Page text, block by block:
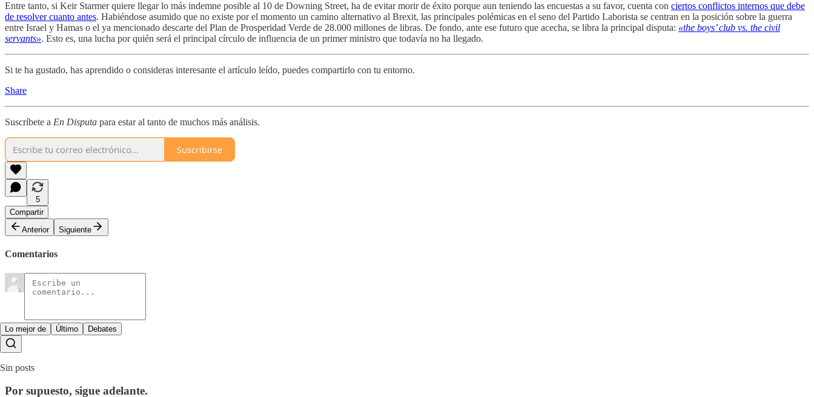
Entre tanto, si Keir Starmer quiere llegar lo más indemne posible al 10 de Downing Street, ha de evitar morir de éxito porque aun teniendo las encuestas a su favor, cuenta con ciertos conflictos internos que debe
de resolver cuanto antes. Habiéndose asumido que no existe por el momento un camino alternativo al Brexit, las principales polémicas en el seno del Partido Laborista se centran en la posición sobre la guerra
entre Israel y Hamas o el ya mencionado descarte del Plan de Prosperidad Verde de 28.000 millones de libras. De fondo, ante ese futuro que acecha, se libra la principal disputa: «the boys’ club vs. the civil
servants». Esto es, una lucha por quién será el principal círculo de influencia de un primer ministro que todavía no ha llegado.
Si te ha gustado, has aprendido o consideras interesante el artículo leído, puedes compartirlo con tu entorno.
Share
Suscríbete a En Disputa para estar al tanto de muchos más análisis.
Suscribirse
5
Compartir
Anterior
Siguiente
Comentarios
Lo mejor de Último Debates
Sin posts
Por supuesto, sigue adelante.